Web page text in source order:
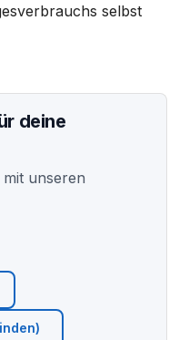
selbst
deine
unseren